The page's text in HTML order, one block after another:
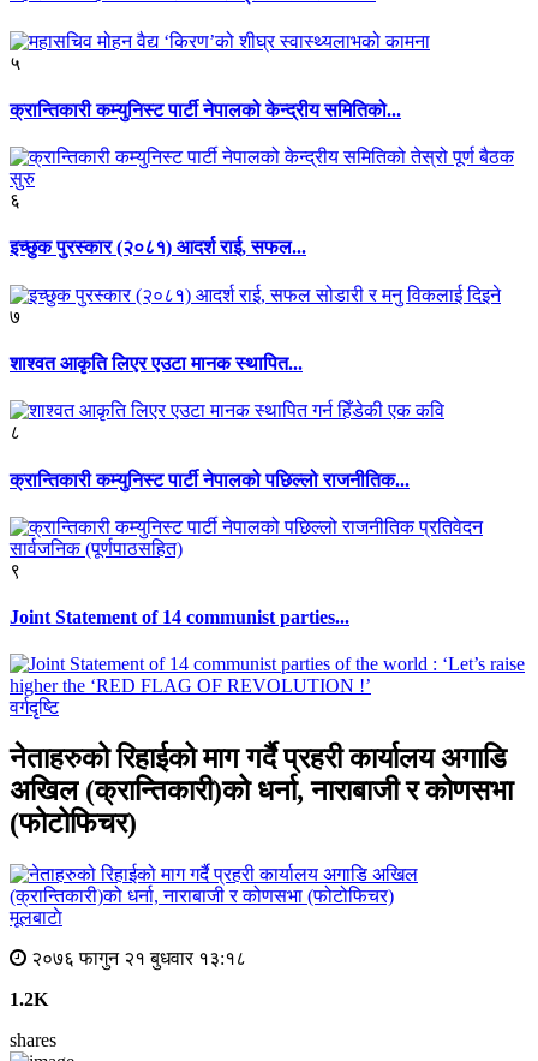
५
क्रान्तिकारी कम्युनिस्ट पार्टी नेपालको केन्द्रीय समितिको...
६
इच्छुक पुरस्कार (२०८१) आदर्श राई, सफल...
७
शाश्वत आकृति लिएर एउटा मानक स्थापित...
८
क्रान्तिकारी कम्युनिस्ट पार्टी नेपालको पछिल्लो राजनीतिक...
९
Joint Statement of 14 communist parties...
वर्गदृष्टि
नेताहरुको रिहाईको माग गर्दै प्रहरी कार्यालय अगाडि
अखिल (क्रान्तिकारी)को धर्ना, नाराबाजी र कोणसभा
(फोटोफिचर)
मूलबाटाे
२०७६ फागुन २१ बुधवार १३:१८
1.2K
shares